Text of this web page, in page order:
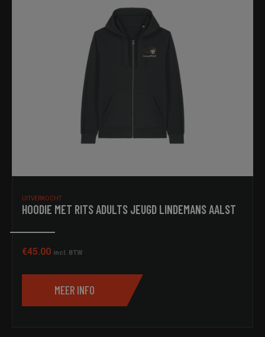
UITVERKOCHT
HOODIE MET RITS ADULTS JEUGD LINDEMANS AALST
€45.00 incl. BTW
MEER INFO